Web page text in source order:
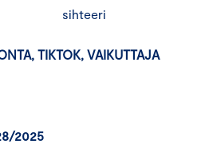
sihteeri
TIKTOK, VAIKUTTAJA
2025